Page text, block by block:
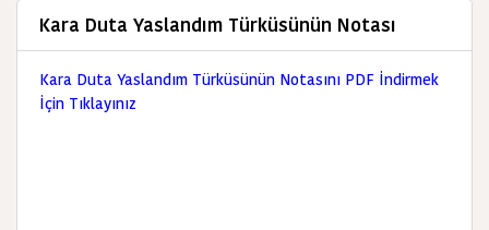
Kara Duta Yaslandım Türküsünün Notası
Kara Duta Yaslandım Türküsünün Notasını PDF İndirmek
İçin Tıklayınız